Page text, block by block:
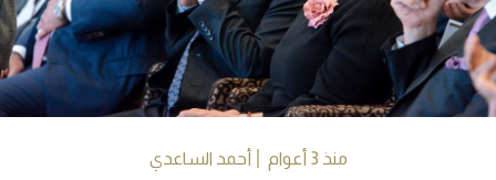
منذ 3 أعوام أحمد الساعدي